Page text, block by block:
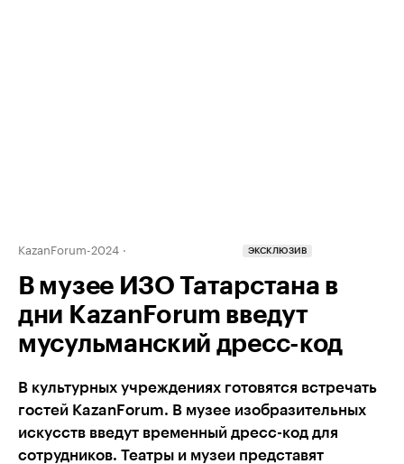
KazanForum-2024 ЭКСКЛЮЗИВ
В музее ИЗО Татарстана в
дни KazanForum введут
мусульманский дресс-код
В культурных учреждениях готовятся встречать
гостей KazanForum. В музее изобразительных
искусств введут временный дресс-код для
сотрудников. Театры и музеи представят